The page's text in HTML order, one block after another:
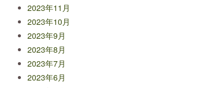
2023年11月
2023年10月
2023年9月
2023年8月
2023年7月
2023年6月